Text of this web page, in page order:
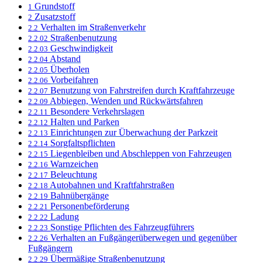
1 Grundstoff
2 Zusatzstoff
2.2 Verhalten im Straßenverkehr
2.2.02 Straßenbenutzung
2.2.03 Geschwindigkeit
2.2.04 Abstand
2.2.05 Überholen
2.2.06 Vorbeifahren
2.2.07 Benutzung von Fahrstreifen durch Kraftfahrzeuge
2.2.09 Abbiegen, Wenden und Rückwärtsfahren
2.2.11 Besondere Verkehrslagen
2.2.12 Halten und Parken
2.2.13 Einrichtungen zur Überwachung der Parkzeit
2.2.14 Sorgfaltspflichten
2.2.15 Liegenbleiben und Abschleppen von Fahrzeugen
2.2.16 Warnzeichen
2.2.17 Beleuchtung
2.2.18 Autobahnen und Kraftfahrstraßen
2.2.19 Bahnübergänge
2.2.21 Personenbeförderung
2.2.22 Ladung
2.2.23 Sonstige Pflichten des Fahrzeugführers
2.2.26 Verhalten an Fußgängerüberwegen und gegenüber
Fußgängern
2.2.29 Übermäßige Straßenbenutzung